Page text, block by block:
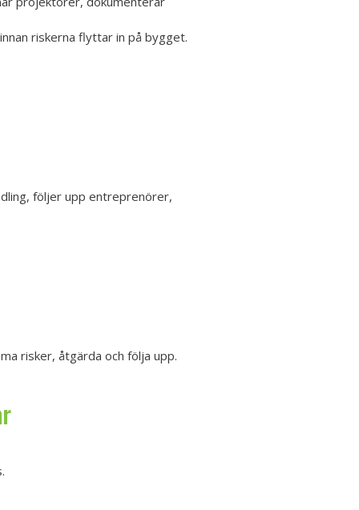
riskerna flyttar in på bygget.
följer upp entreprenörer,
risker, åtgärda och följa upp.